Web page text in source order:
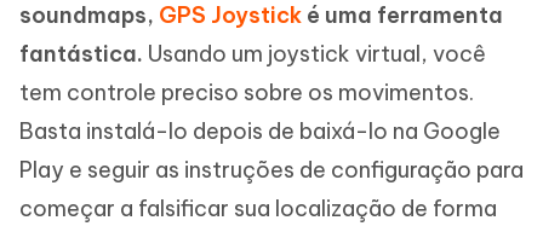
soundmaps, GPS Joystick é uma ferramenta
fantástica. Usando um joystick virtual, você
tem controle preciso sobre os movimentos.
Basta instalá-lo depois de baixá-lo na Google
Play e seguir as instruções de configuração para
começar a falsificar sua localização de forma